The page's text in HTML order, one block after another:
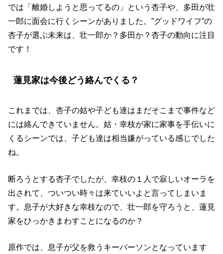
では「離婚しようと思ってるの」という杏子や、多田が壮
一郎に面会に行くシーンがありました。”グッドワイフ”の
杏子が選ぶ未来は、壮一郎か？多田か？杏子の動向に注目
です！
蓮見家は今後どう絡んでくる？
これまでは、杏子の姑や子ども達はまだそこまで事件など
には絡んできていません。姑・幸枝が家に家事を手伝いに
くるシーンでは、子ども達は相当嫌がっている感じでした
ね。
断ろうとする杏子でしたが、幸枝の１人で寂しいオーラを
出されて、ついつい時々は来ていいよと言ってしまいま
す。息子が大好きな幸枝なので、壮一郎を守ろうと、蓮見
家をひっかきまわすことになるのか？
原作では、息子が父を救うキーパーソンとなっています